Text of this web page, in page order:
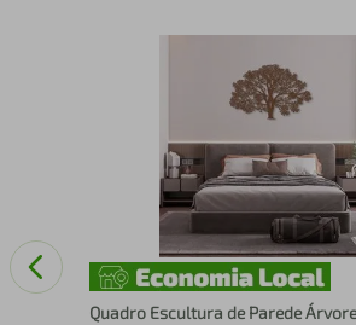
Quadro Escultura de Parede